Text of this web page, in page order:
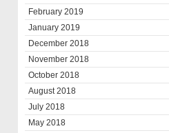
February 2019
January 2019
December 2018
November 2018
October 2018
August 2018
July 2018
May 2018